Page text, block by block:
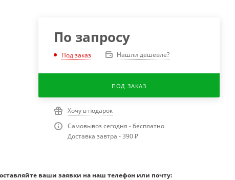
По запросу
Под заказ Нашли дешевле?
ПОД ЗАКАЗ
Хочу в подарок
Самовывоз сегодня - бесплатно
Доставка завтра - 390 ₽
ваши заявки на наш телефон или почту: